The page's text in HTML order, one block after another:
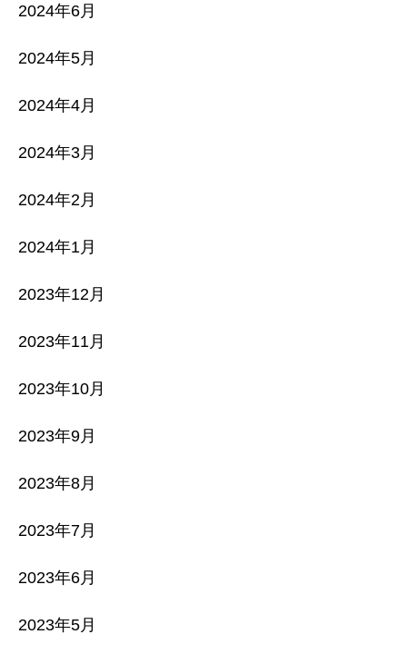
2024年6月
2024年5月
2024年4月
2024年3月
2024年2月
2024年1月
2023年12月
2023年11月
2023年10月
2023年9月
2023年8月
2023年7月
2023年6月
2023年5月